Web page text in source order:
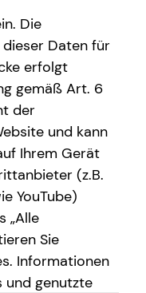
in
Die
Daten für
erfolgt
gemäß Art. 6
der
und kann
Ihrem Gerät
(z.B.
YouTube)
„Alle
Sie
Informationen
und genutzte